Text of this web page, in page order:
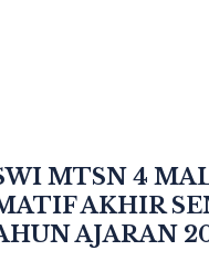
MTSN 4
AKHIR
AJARAN